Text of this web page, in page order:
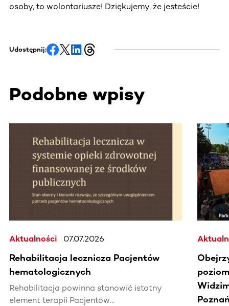
osoby, to wolontariusze! Dziękujemy, że jesteście!
Udostępnij:
Podobne wpisy
Ta sekcja zawiera treści przewijane w poziomie. Użyj
Aktualności 07.07.2026
Rehabilitacja lecznicza Pacjentów
hematologicznych
Rehabilitacja powinna stanowić istotny
element terapii Pacjentów